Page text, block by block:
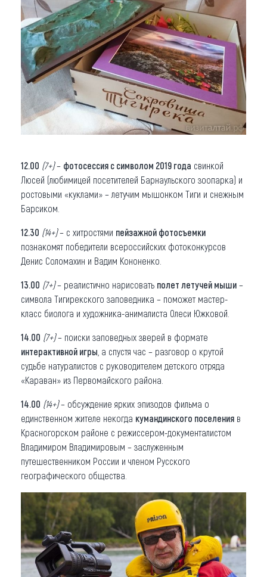
12.00 (7+)– фотосессия с символом 2019 года свинкой
Люсей (любимицей посетителей Барнаульского зоопарка) и
ростовыми «куклами» – летучим мышонком Тиги и снежным
Барсиком.
12.30 (14+)– с хитростями пейзажной фотосъемки
познакомят победители всероссийских фотоконкурсов
Денис Соломахин и Вадим Кононенко.
13.00 (7+)– реалистично нарисовать полет летучей мыши –
символа Тигирекского заповедника – поможет мастер-
класс биолога и художника-анималиста Олеси Южковой.
14.00 (7+)– поиски заповедных зверей в формате
интерактивной игры , а спустя час – разговор о крутой
судьбе натуралистов с руководителем детского отряда
«Караван» из Первомайского района.
14.00 (14+)– обсуждение ярких эпизодов фильма о
единственном жителе некогда кумандинского поселения в
Красногорском районе с режиссером-документалистом
Владимиром Владимировым – заслуженным
путешественником России и членом Русского
географического общества.